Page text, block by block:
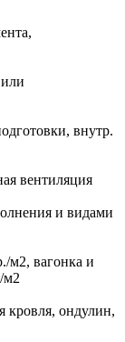
внутр.
вентиляция
и видами
м2, вагонка и
м2
кровля, ондулин,